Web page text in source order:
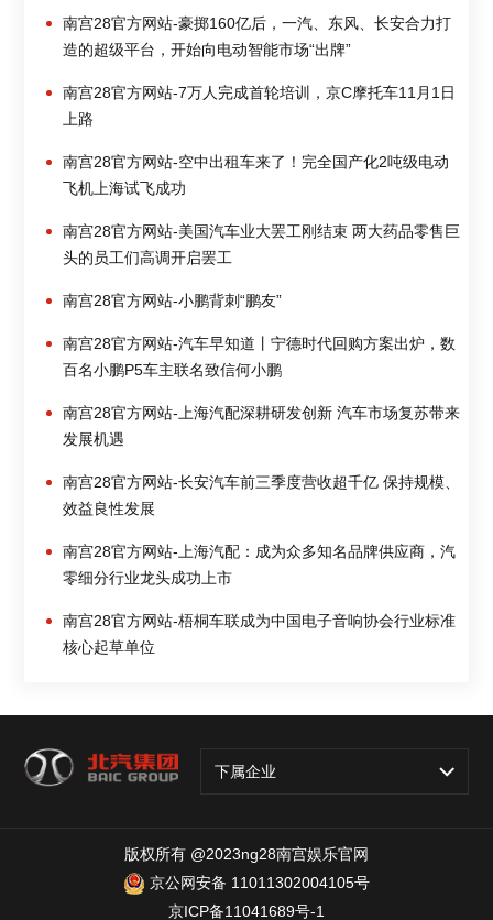
南宫28官方网站-豪掷160亿后，一汽、东风、长安合力打
造的超级平台，开始向电动智能市场“出牌”
南宫28官方网站-7万人完成首轮培训，京C摩托车11月1日
上路
南宫28官方网站-空中出租车来了！完全国产化2吨级电动
飞机上海试飞成功
南宫28官方网站-美国汽车业大罢工刚结束 两大药品零售巨
头的员工们高调开启罢工
南宫28官方网站-小鹏背刺“鹏友”
南宫28官方网站-汽车早知道丨宁德时代回购方案出炉，数
百名小鹏P5车主联名致信何小鹏
南宫28官方网站-上海汽配深耕研发创新 汽车市场复苏带来
发展机遇
南宫28官方网站-长安汽车前三季度营收超千亿 保持规模、
效益良性发展
南宫28官方网站-上海汽配：成为众多知名品牌供应商，汽
零细分行业龙头成功上市
南宫28官方网站-梧桐车联成为中国电子音响协会行业标准
核心起草单位
下属企业
版权所有 @2023ng28南宫娱乐官网
京公网安备 11011302004105号
京ICP备11041689号-1